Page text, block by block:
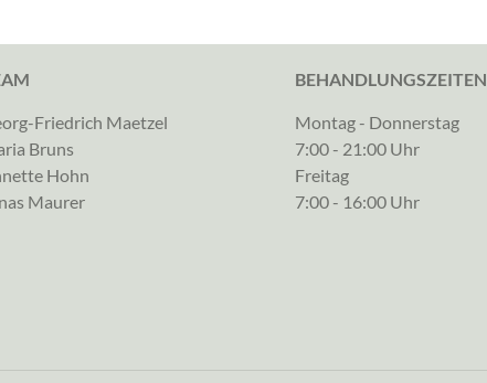
Friedrich Maetzel
Bruns
Hohn
Maurer
BEHANDLUNGSZEITEN
Montag - Donnerstag
7:00 - 21:00 Uhr
Freitag
7:00 - 16:00 Uhr